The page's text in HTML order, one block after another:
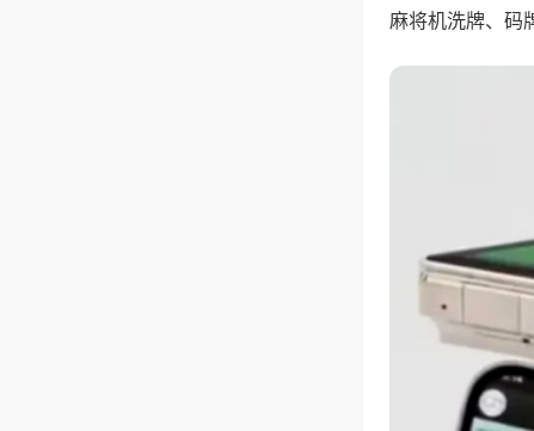
麻将机洗牌、码